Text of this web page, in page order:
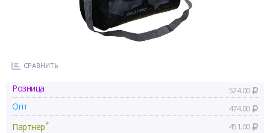
СРАВНИТЬ
Розница 524.00
Опт 474.00
Партнер* 451.00